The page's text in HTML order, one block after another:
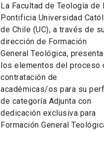
La Facultad de Teología de
Pontificia Universidad
de Chile (UC), a través de
dirección de Formación
General Teológica, presenta
los elementos del proceso
contratación de
académicas/os para su
de categoría Adjunta con
dedicación exclusiva para
Formación General